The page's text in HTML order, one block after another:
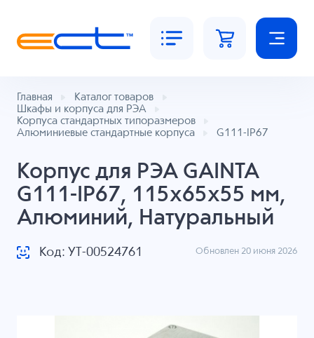
Главная
Каталог товаров
Шкафы и корпуса для РЭА
Корпуса стандартных типоразмеров
Алюминиевые стандартные корпуса
G111-IP67
Корпус для РЭА GAINTA
G111-IP67, 115x65x55 мм,
Алюминий, Натуральный
Код: УТ-00524761 Обновлен 20 июня 2026